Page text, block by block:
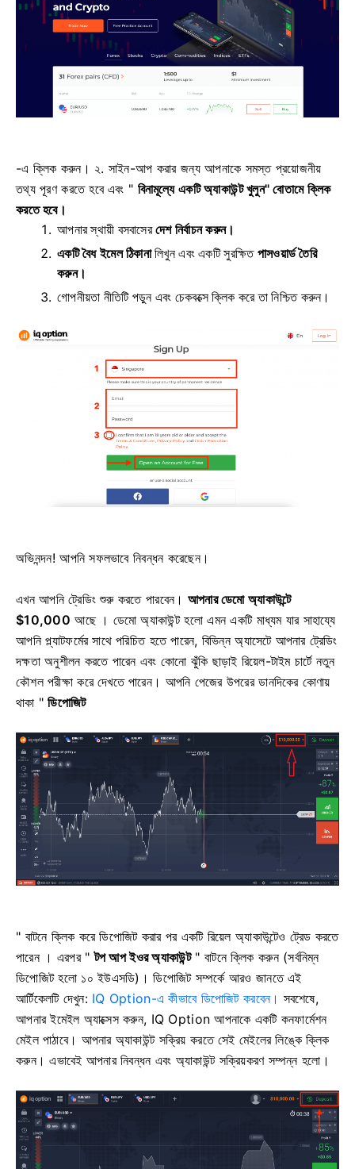
-এ ক্লিক করুন। ২. সাইন-আপ করার জন্য আপনাকে সমস্ত প্রয়োজনীয়
তথ্য পূরণ করতে হবে এবং " বিনামূল্যে একটি অ্যাকাউন্ট খুলুন" বোতামে ক্লিক
করতে হবে।
আপনারস্থায়ী বসবাসেরদেশ নির্বাচন করুন।
একটি বৈধ ইমেল ঠিকানালিখুনএবং একটি সুরক্ষিত পাসওয়ার্ড তৈরি
করুন।
গোপনীয়তা নীতিটি পড়ুন এবং চেকবক্সে ক্লিক করে তা নিশ্চিত করুন।
অভিনন্দন! আপনি সফলভাবে নিবন্ধন করেছেন।
এখন আপনি ট্রেডিং শুরু করতে পারবেন। আপনার ডেমো অ্যাকাউন্টে
$10,000 আছে । ডেমো অ্যাকাউন্ট হলো এমন একটি মাধ্যম যার সাহায্যে
আপনি প্ল্যাটফর্মের সাথে পরিচিত হতে পারেন, বিভিন্ন অ্যাসেটে আপনার ট্রেডিং
দক্ষতা অনুশীলন করতে পারেন এবং কোনো ঝুঁকি ছাড়াই রিয়েল-টাইম চার্টে নতুন
কৌশল পরীক্ষা করে দেখতে পারেন। আপনি পেজের উপরের ডানদিকের কোণায়
থাকা "ডিপোজিট
" বাটনে ক্লিক করে ডিপোজিট করার পর একটি রিয়েল অ্যাকাউন্টেও ট্রেড করতে
পারেন । এরপর "টপ আপ ইওর অ্যাকাউন্ট" বাটনে ক্লিক করুন (সর্বনিম্ন
ডিপোজিট হলো ১০ ইউএসডি)।ডিপোজিট সম্পর্কে আরও জানতে এই
আর্টিকেলটি দেখুন: IQ Option-এ কীভাবে ডিপোজিট করবেন। সবশেষে,
আপনার ইমেইল অ্যাক্সেস করুন, IQ Option আপনাকে একটি কনফার্মেশন
মেইল ​​পাঠাবে। আপনার অ্যাকাউন্ট সক্রিয় করতে সেই মেইলের লিঙ্কে ক্লিক
করুন। এভাবেই আপনার নিবন্ধন এবং অ্যাকাউন্ট সক্রিয়করণ সম্পন্ন হলো।